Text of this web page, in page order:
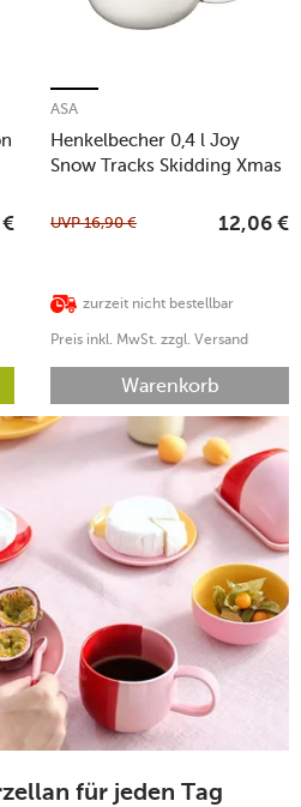
€
Henkelbecher 0,4 l Joy
Snow Tracks Skidding Xmas
ASA
zurzeit nicht bestellbar
UVP16,90 € 12,06 €
Preis inkl. MwSt. zzgl. Versand
Warenkorb
für jeden Tag